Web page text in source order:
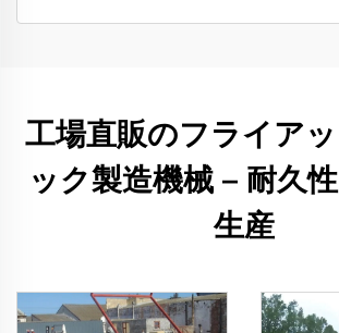
工場直販のフライア
ック製造機械 – 耐久
生産